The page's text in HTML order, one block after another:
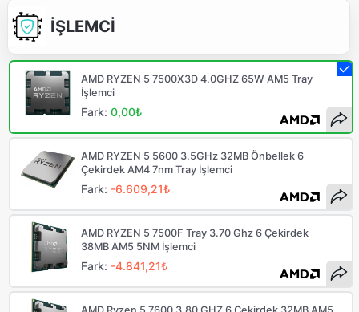
İŞLEMCİ
AMD RYZEN 5 7500X3D 4.0GHZ 65W AM5 Tray
İşlemci
Fark:0,00₺
AMD RYZEN 5 5600 3.5GHz 32MB Önbellek 6
Çekirdek AM4 7nm Tray İşlemci
Fark: -6.609,21₺
AMD RYZEN 5 7500F Tray 3.70 Ghz 6 Çekirdek
38MB AM5 5NM İşlemci
Fark: -4.841,21₺